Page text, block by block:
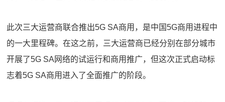
此次三大运营商联合推出5G SA商用，是中国5G商用进程中
的一大里程碑。在这之前，三大运营商已经分别在部分城市
开展了5G SA网络的试运行和商用推广，但这次正式启动标
志着5G SA商用进入了全面推广的阶段。